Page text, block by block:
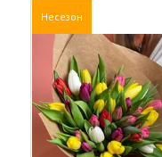
Несезон